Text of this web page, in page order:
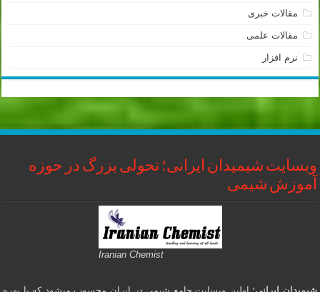
مقالات خبری
مقالات علمی
نرم افزار
وبسایت شیمیدان ایرانی؛ تحولی بزرگ در حوزه
آموزش شیمی
Iranian Chemist